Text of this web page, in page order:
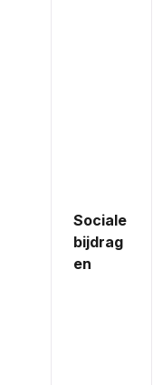
Sociale
bijdrag
en